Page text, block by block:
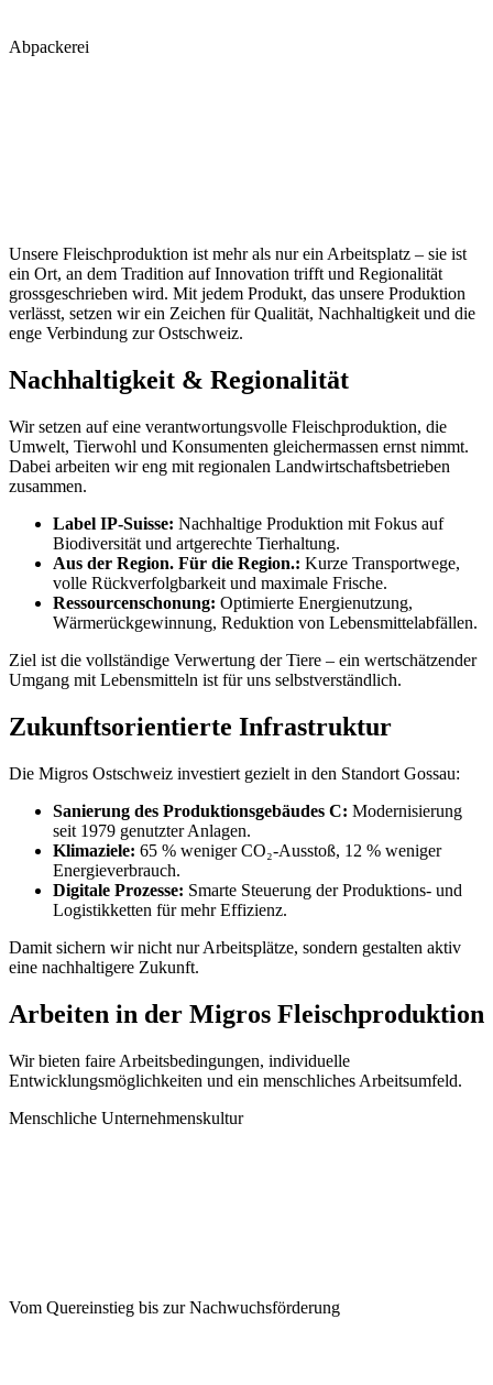
Abpackerei
Unsere Fleischproduktion ist mehr als nur ein Arbeitsplatz – sie ist
ein Ort, an dem Tradition auf Innovation trifft und Regionalität
grossgeschrieben wird. Mit jedem Produkt, das unsere Produktion
verlässt, setzen wir ein Zeichen für Qualität, Nachhaltigkeit und die
enge Verbindung zur Ostschweiz.
Nachhaltigkeit & Regionalität
Wir setzen auf eine verantwortungsvolle Fleischproduktion, die
Umwelt, Tierwohl und Konsumenten gleichermassen ernst nimmt.
Dabei arbeiten wir eng mit regionalen Landwirtschaftsbetrieben
zusammen.
Label IP-Suisse: Nachhaltige Produktion mit Fokus auf
Biodiversität und artgerechte Tierhaltung.
Aus der Region. Für die Region.: Kurze Transportwege,
volle Rückverfolgbarkeit und maximale Frische.
Ressourcenschonung: Optimierte Energienutzung,
Wärmerückgewinnung, Reduktion von Lebensmittelabfällen.
Ziel ist die vollständige Verwertung der Tiere – ein wertschätzender
Umgang mit Lebensmitteln ist für uns selbstverständlich.
Zukunftsorientierte Infrastruktur
Die Migros Ostschweiz investiert gezielt in den Standort Gossau:
Sanierung des Produktionsgebäudes C: Modernisierung
seit 1979 genutzter Anlagen.
Klimaziele: 65 % weniger CO₂-Ausstoß, 12 % weniger
Energieverbrauch.
Digitale Prozesse: Smarte Steuerung der Produktions- und
Logistikketten für mehr Effizienz.
Damit sichern wir nicht nur Arbeitsplätze, sondern gestalten aktiv
eine nachhaltigere Zukunft.
Arbeiten in der Migros Fleischproduktion
Wir bieten faire Arbeitsbedingungen, individuelle
Entwicklungsmöglichkeiten und ein menschliches Arbeitsumfeld.
Menschliche Unternehmenskultur
Vom Quereinstieg bis zur Nachwuchsförderung